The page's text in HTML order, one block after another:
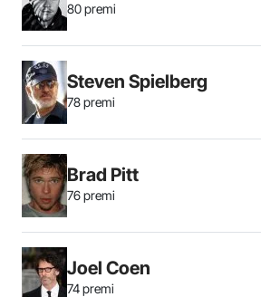
80 premi
Steven Spielberg
78 premi
Brad Pitt
76 premi
Joel Coen
74 premi